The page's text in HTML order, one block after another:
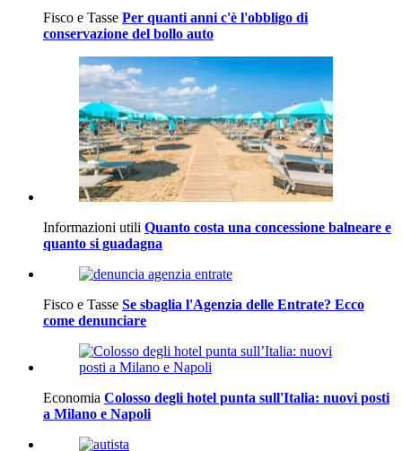
Fisco e Tasse Per quanti anni c'è l'obbligo di
conservazione del bollo auto
Informazioni utili Quanto costa una concessione balneare e
quanto si guadagna
Fisco e Tasse Se sbaglia l'Agenzia delle Entrate? Ecco
come denunciare
Economia Colosso degli hotel punta sull'Italia: nuovi posti
a Milano e Napoli